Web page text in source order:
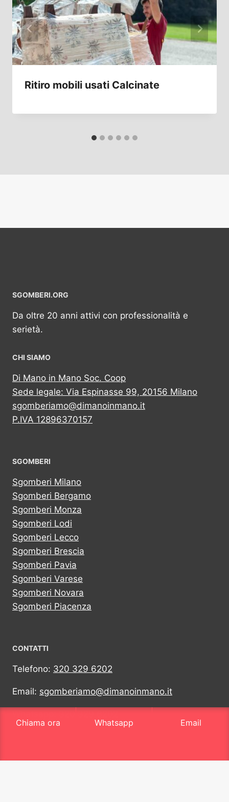
Ritiro mobili usati Calcinate
SGOMBERI.ORG
Da oltre 20 anni attivi con professionalità e
serietà.
CHI SIAMO
Di Mano in Mano Soc. Coop
Sede legale: Via Espinasse 99, 20156 Milano
sgomberiamo@dimanoinmano.it
P.IVA 12896370157
SGOMBERI
Sgomberi Milano
Sgomberi Bergamo
Sgomberi Monza
Sgomberi Lodi
Sgomberi Lecco
Sgomberi Brescia
Sgomberi Pavia
Sgomberi Varese
Sgomberi Novara
Sgomberi Piacenza
CONTATTI
Telefono: 320 329 6202
Email: sgomberiamo@dimanoinmano.it
Chiama ora
Whatsapp Email